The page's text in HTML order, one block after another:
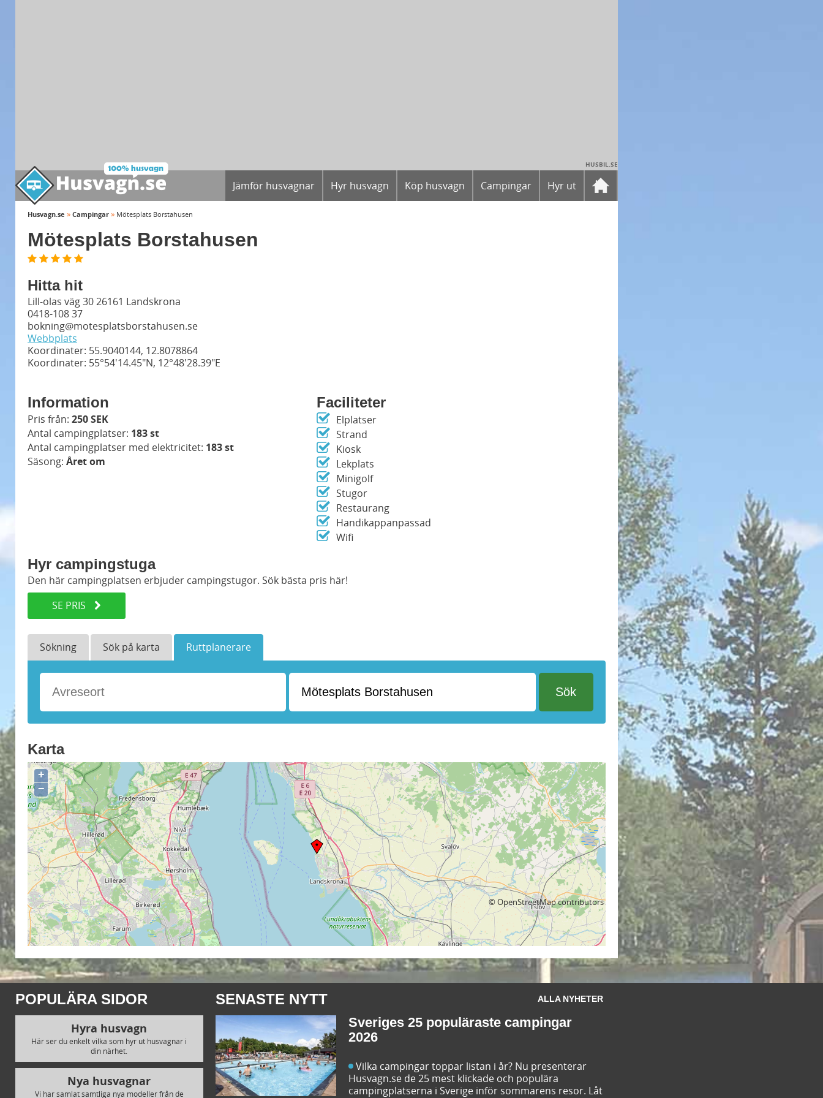
HUSBIL.SE
Jämför husvagnar Hyr husvagn Köp husvagn Campingar Hyr ut
Husvagn.se » Campingar » Mötesplats Borstahusen
Mötesplats Borstahusen
Hitta hit
Lill-olas väg 30 26161 Landskrona
0418-108 37
bokning@motesplatsborstahusen.se
Webbplats
Koordinater: 55.9040144, 12.8078864
Koordinater: 55°54'14.45"N, 12°48'28.39"E
Information
Pris från: 250 SEK
Antal campingplatser: 183 st
Antal campingplatser med elektricitet: 183 st
Säsong: Året om
Faciliteter
Elplatser
Strand
Kiosk
Lekplats
Minigolf
Stugor
Restaurang
Handikappanpassad
Wifi
Hyr campingstuga
Den här campingplatsen erbjuder campingstugor. Sök bästa pris här!
SE PRIS
Sökning Sök på karta Ruttplanerare
Karta
+
−
©OpenStreetMapcontributors
POPULÄRA SIDOR
Hyra husvagn
Här ser du enkelt vilka som hyr ut husvagnar i
din närhet.
Nya husvagnar
Vi har samlat samtliga nya modeller från de
SENASTE NYTT ALLA NYHETER
Sveriges 25 populäraste campingar
2026
Vilka campingar toppar listan i år? Nu presenterar
Husvagn.se de 25 mest klickade och populära
campingplatserna i Sverige inför sommarens resor. Låt